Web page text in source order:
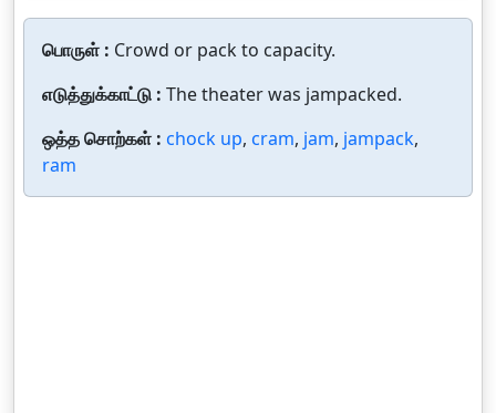
பொருள் : Crowd or pack to capacity.
எடுத்துக்காட்டு : The theater was jampacked.
ஒத்த சொற்கள் : chock up, cram, jam, jampack,
ram